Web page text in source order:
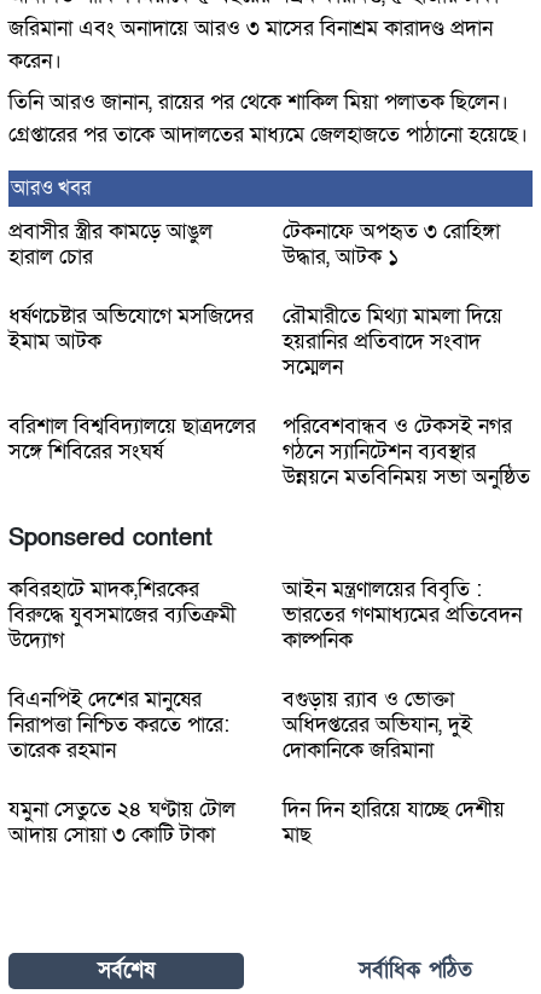
জরিমানা এবং অনাদায়ে আরও ৩ মাসের বিনাশ্রম কারাদণ্ড প্রদান
করেন।
তিনি আরও জানান, রায়ের পর থেকে শাকিল মিয়া পলাতক ছিলেন।
গ্রেপ্তারের পর তাকে আদালতের মাধ্যমে জেলহাজতে পাঠানো হয়েছে।
আরও খবর
প্রবাসীর স্ত্রীর কামড়ে আঙুল
হারাল চোর
টেকনাফে অপহৃত ৩ রোহিঙ্গা
উদ্ধার, আটক ১
ধর্ষণচেষ্টার অভিযোগে মসজিদের
ইমাম আটক
রৌমারীতে মিথ্যা মামলা দিয়ে
হয়রানির প্রতিবাদে সংবাদ
সম্মেলন
বরিশাল বিশ্ববিদ্যালয়ে ছাত্রদলের
সঙ্গে শিবিরের সংঘর্ষ
পরিবেশবান্ধব ও টেকসই নগর
গঠনে স্যানিটেশন ব্যবস্থার
উন্নয়নে মতবিনিময় সভা অনুষ্ঠিত
Sponsered content
কবিরহাটে মাদক,শিরকের
বিরুদ্ধে যুবসমাজের ব্যতিক্রমী
উদ্যোগ
আইন মন্ত্রণালয়ের বিবৃতি :
ভারতের গণমাধ্যমের প্রতিবেদন
কাল্পনিক
বিএনপিই দেশের মানুষের
নিরাপত্তা নিশ্চিত করতে পারে:
তারেক রহমান
বগুড়ায় র‍্যাব ও ভোক্তা
অধিদপ্তরের অভিযান, দুই
দোকানিকে জরিমানা
যমুনা সেতুতে ২৪ ঘণ্টায় টোল
আদায় সোয়া ৩ কোটি টাকা
দিন দিন হারিয়ে যাচ্ছে দেশীয়
মাছ
সর্বশেষ সর্বাধিক পঠিত